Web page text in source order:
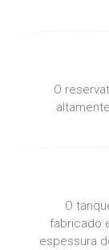
O
O
fabricado
espessura